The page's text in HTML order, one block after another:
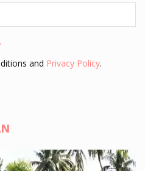
and Privacy Policy.